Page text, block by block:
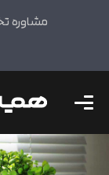
مشاوره